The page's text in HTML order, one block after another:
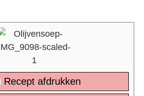
Recept afdrukken